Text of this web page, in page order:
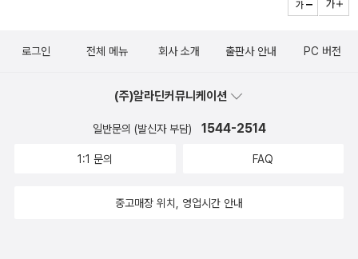
로그인 전체 메뉴 회사 소개 출판사 안내 PC 버전
(주)알라딘커뮤니케이션
일반문의 (발신자 부담) 1544-2514
1:1 문의 FAQ
중고매장 위치, 영업시간 안내